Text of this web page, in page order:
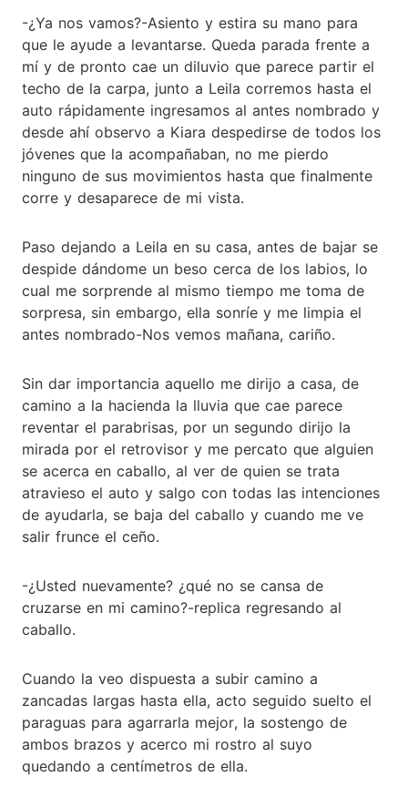
-¿Ya nos vamos?-Asiento y estira su mano para
que le ayude a levantarse. Queda parada frente a
mí y de pronto cae un diluvio que parece partir el
techo de la carpa, junto a Leila corremos hasta el
auto rápidamente ingresamos al antes nombrado y
desde ahí observo a Kiara despedirse de todos los
jóvenes que la acompañaban, no me pierdo
ninguno de sus movimientos hasta que finalmente
corre y desaparece de mi vista.
Paso dejando a Leila en su casa, antes de bajar se
despide dándome un beso cerca de los labios, lo
cual me sorprende al mismo tiempo me toma de
sorpresa, sin embargo, ella sonríe y me limpia el
antes nombrado-Nos vemos mañana, cariño.
Sin dar importancia aquello me dirijo a casa, de
camino a la hacienda la lluvia que cae parece
reventar el parabrisas, por un segundo dirijo la
mirada por el retrovisor y me percato que alguien
se acerca en caballo, al ver de quien se trata
atravieso el auto y salgo con todas las intenciones
de ayudarla, se baja del caballo y cuando me ve
salir frunce el ceño.
-¿Usted nuevamente? ¿qué no se cansa de
cruzarse en mi camino?-replica regresando al
caballo.
Cuando la veo dispuesta a subir camino a
zancadas largas hasta ella, acto seguido suelto el
paraguas para agarrarla mejor, la sostengo de
ambos brazos y acerco mi rostro al suyo
quedando a centímetros de ella.